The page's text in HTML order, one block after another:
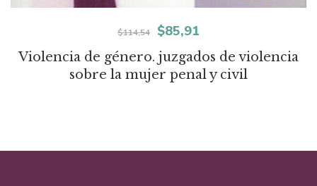
Violencia de género. juzgados de violencia
sobre la mujer penal y civil
$114,54
El
precio
original
$85,91
precio
actual